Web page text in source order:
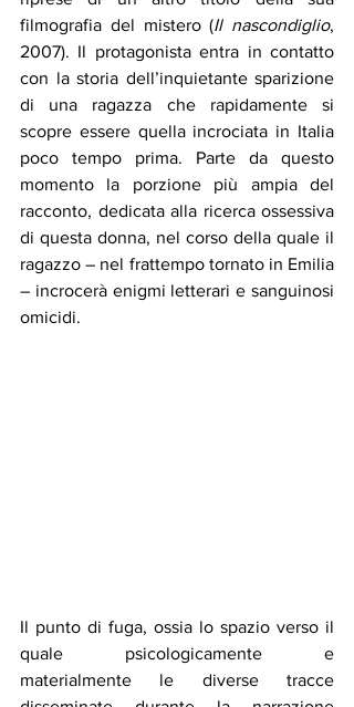
filmografia del mistero (Il nascondiglio,
2007). Il protagonista entra in contatto
con la storia dell’inquietante sparizione
di una ragazza che rapidamente si
scopre essere quella incrociata in Italia
poco tempo prima. Parte da questo
momento la porzione più ampia del
racconto, dedicata alla ricerca ossessiva
di questa donna, nel corso della quale il
ragazzo – nel frattempo tornato in Emilia
– incrocerà enigmi letterari e sanguinosi
omicidi.
Il punto di fuga, ossia lo spazio verso il
quale psicologicamente e
materialmente le diverse tracce